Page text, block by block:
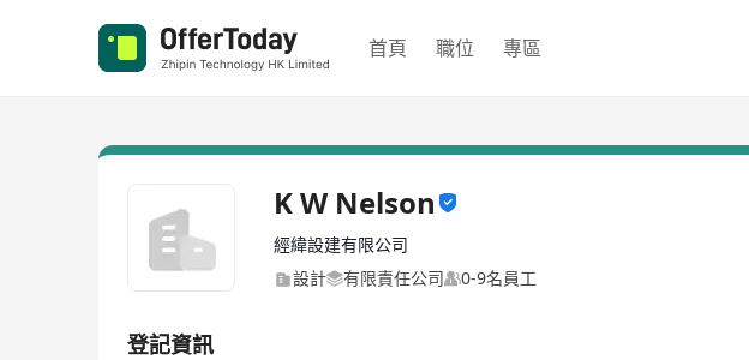
首頁 職位 專區
K W Nelson
經緯設建有限公司
設計
有限責任公司 0-9名員工
登記資訊